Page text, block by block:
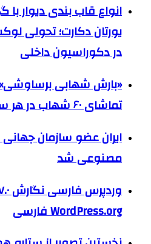
انواع قاب بندی دیوار
یورتان دکارت؛ تحولی
در دکوراسیون داخلی
«بارش شهابی برساوشی»
تماشای ۶۰ شهاب در هر ساعت!
ایران عضو سازمان
مصنوعی شد
WordPress.org فارسی